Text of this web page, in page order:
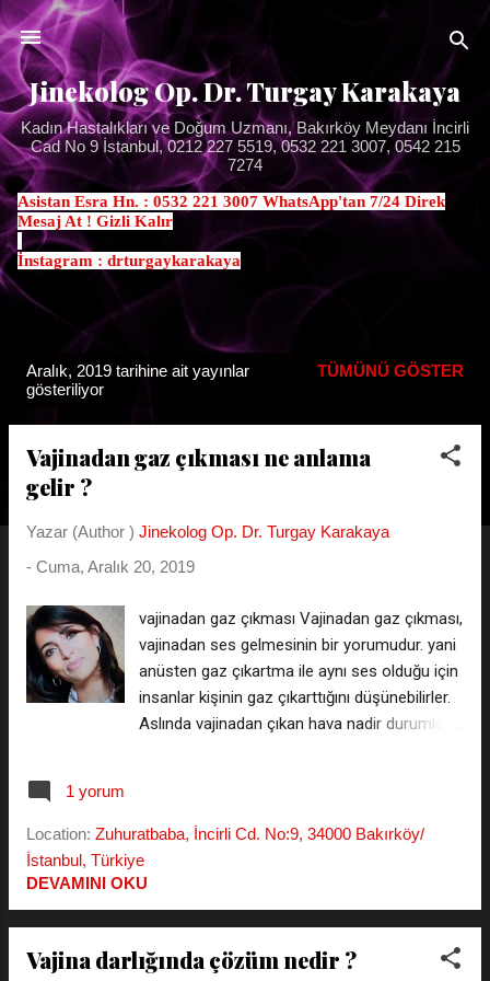
Jinekolog Op. Dr. Turgay Karakaya
Kadın Hastalıkları ve Doğum Uzmanı, Bakırköy Meydanı İncirli
Cad No 9 İstanbul, 0212 227 5519, 0532 221 3007, 0542 215
7274
Asistan Esra Hn. : 0532 221 3007 WhatsApp'tan 7/24 Direk
Mesaj At ! Gizli Kalır
İnstagram : drturgaykarakaya
K
Aralık, 2019 tarihine ait yayınlar
gösteriliyor
TÜMÜNÜ GÖSTER
Vajinadan gaz çıkması ne anlama
gelir ?
Yazar (Author ) Jinekolog Op. Dr. Turgay Karakaya
- Cuma, Aralık 20, 2019
vajinadan gaz çıkması Vajinadan gaz çıkması,
vajinadan ses gelmesinin bir yorumudur. yani
anüsten gaz çıkartma ile aynı ses olduğu için
insanlar kişinin gaz çıkarttığını düşünebilirler.
Aslında vajinadan çıkan hava nadir durumlar
gaz çıkartma sesinin ortaya çıkması kişinin
kendine olan saygısını ve özgüvenini zedeler.
Vajinadan neden gaz çıkar, neden ses gelir
bunun ne anlamı vardır, bir hastalığın öncül
belirtisi olabilir mi ? Genellikle bir hastalığın
belirtisi değildir. Aslına bakarsanız vajina
1 yorum
Location: Zuhuratbaba, İncirli Cd. No:9, 34000 Bakırköy/
İstanbul, Türkiye
DEVAMINI OKU
Vajina darlığında çözüm nedir ?